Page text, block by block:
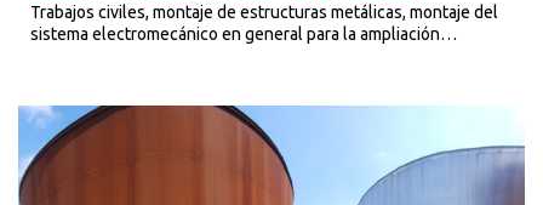
Trabajos civiles, montaje de estructuras metálicas, montaje del
sistema electromecánico en general para la ampliación…